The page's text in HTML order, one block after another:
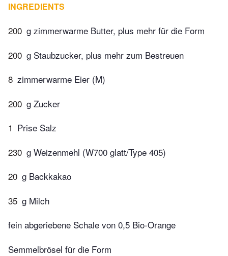
INGREDIENTS
200 g zimmerwarme Butter, plus mehr für die Form
200 g Staubzucker, plus mehr zum Bestreuen
8 zimmerwarme Eier (M)
200 g Zucker
1 Prise Salz
230 g Weizenmehl (W700 glatt/Type 405)
20 g Backkakao
35 g Milch
fein abgeriebene Schale von 0,5 Bio-Orange
Semmelbrösel für die Form